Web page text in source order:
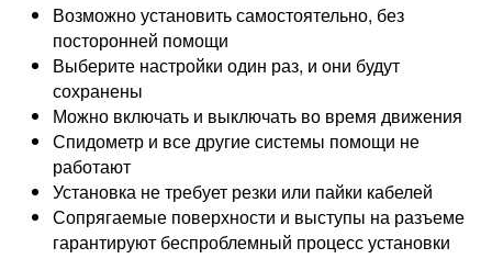
Возможно установить самостоятельно, без
посторонней помощи
Выберите настройки один раз, и они будут
сохранены
Можно включать и выключать во время движения
Спидометр и все другие системы помощи не
работают
Установка не требует резки или пайки кабелей
Сопрягаемые поверхности и выступы на разъеме
гарантируют беспроблемный процесс установки